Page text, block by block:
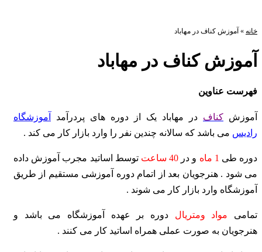
خانه » آموزش کناف در مهاباد
آموزش کناف در مهاباد
فهرست عناوین
آموزش کناف در مهاباد یک از دوره های پردرآمد
آموزشگاه
رادیس می باشد که سالانه چندین نفر را وارد بازار کار می کند .
دوره طی 1 ماه و در
توسط اساتید مجرب آموزش داده
می شود . هنرجویان بعد از اتمام دوره آموزشی مستقیم از طریق
آموزشگاه وارد بازار کار می شوند .
تمامی مواد ومتریال
دوره بر عهده آموزشگاه می باشد و
هنرجویان به صورت عملی همراه اساتید کار می کنند .